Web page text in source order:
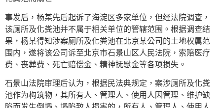
事发后，杨某先后起诉了海淀区多家单位，但经法院调查，
该厕所及化粪池并不属于相关单位的管辖范围。根据调查结
果，杨某得知涉案厕所及化粪池在北京某公司的土地权属范
围内，遂将该公司诉至北京市石景山区人民法院，索赔医疗
费、丧葬费、死亡赔偿金、精神抚慰金等各项损失。
石景山法院审理后认为，根据民法典规定，案涉厕所及化粪
池作为构筑物，其所有人、管理人、使用人因管理、维护缺